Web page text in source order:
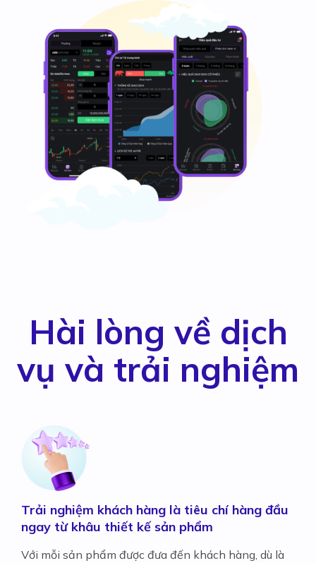
Hài lòng về dịch
vụ và trải nghiệm
Trải nghiệm khách hàng là tiêu chí hàng đầu
ngay từ khâu thiết kế sản phẩm
Với mỗi sản phẩm được đưa đến khách hàng, dù là